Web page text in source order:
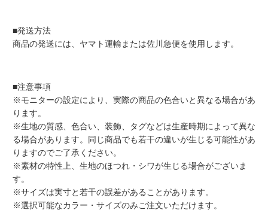
■発送方法
商品の発送には、ヤマト運輸または佐川急便を使用します。
■注意事項
※モニターの設定により、実際の商品の色合いと異なる場合があ
ります。
※生地の質感、色合い、装飾、タグなどは生産時期によって異な
る場合があります。同じ商品でも若干の違いが生じる可能性があ
りますのでご了承ください。
※素材の特性上、生地のほつれ・シワが生じる場合がございま
す。
※サイズは実寸と若干の誤差があることがあります。
※選択可能なカラー・サイズのみご注文いただけます。